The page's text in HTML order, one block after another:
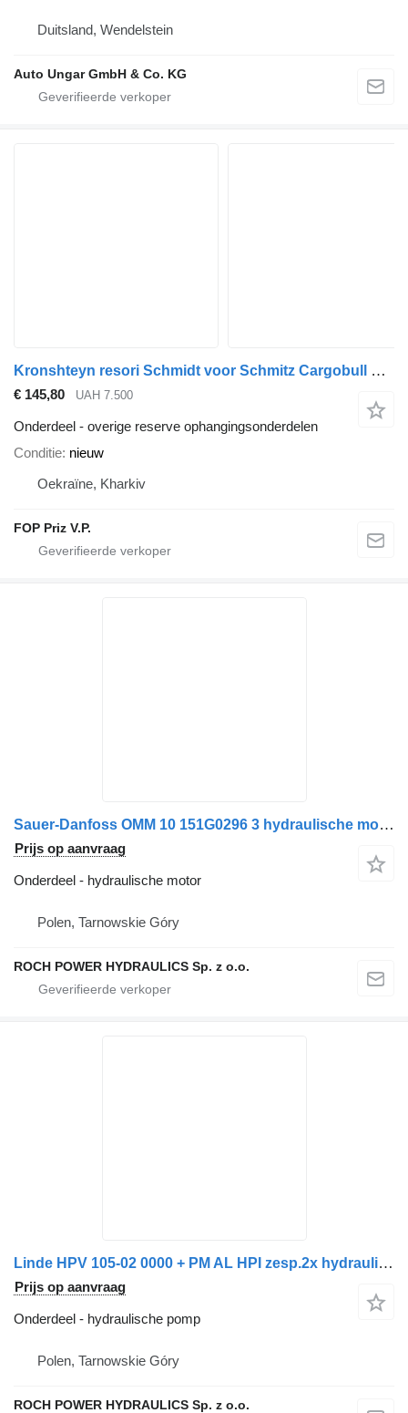
Duitsland, Wendelstein
Auto Ungar GmbH & Co. KG
Kronshteyn resori Schmidt voor Schmitz Cargobull oplegger
€ 145,80 UAH 7.500
Onderdeel - overige reserve ophangingsonderdelen
Conditie nieuw
Oekraïne, Kharkiv
FOP Priz V.P.
Sauer-Danfoss OMM 10 151G0296 3 hydraulische motor voor Schmidt veegmachine
Prijs op aanvraag
Onderdeel - hydraulische motor
Polen, Tarnowskie Góry
ROCH POWER HYDRAULICS Sp. z o.o.
Linde HPV 105-02 0000 + PM AL HPI zesp.2x hydraulische pomp voor Schmidt 42 101T veegmachine
Prijs op aanvraag
Onderdeel - hydraulische pomp
Polen, Tarnowskie Góry
ROCH POWER HYDRAULICS Sp. z o.o.